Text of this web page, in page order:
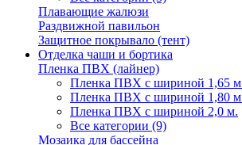
Плавающие жалюзи
Раздвижной павильон
Защитное покрывало (тент)
Отделка чаши и бортика
Пленка ПВХ (лайнер)
Пленка ПВХ с шириной 1,65
Пленка ПВХ с шириной 1,80
Пленка ПВХ с шириной 2,0 м.
Все категории (9)
Мозаика для бассейна